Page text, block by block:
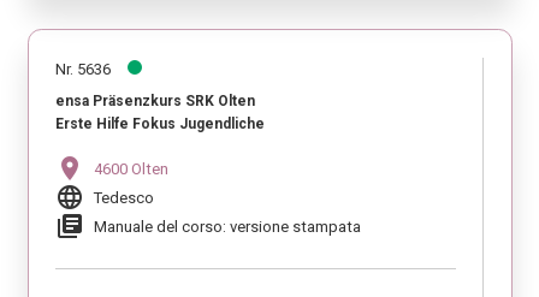
Nr. 5636
ensa Präsenzkurs SRK Olten
Erste Hilfe Fokus Jugendliche
location_on 4600 Olten
language Tedesco
library_books Manuale del corso: versione stampata